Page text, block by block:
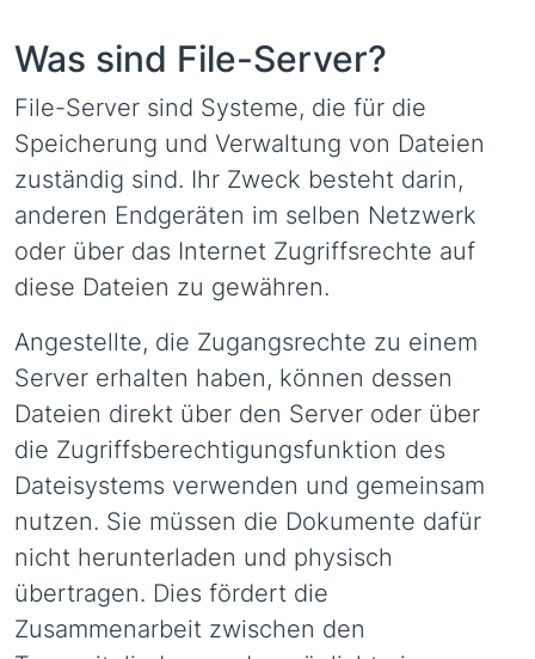
Was sind File-Server?
File-Server sind Systeme, die für die
Speicherung und Verwaltung von Dateien
zuständig sind. Ihr Zweck besteht darin,
anderen Endgeräten im selben Netzwerk
oder über das Internet Zugriffsrechte auf
diese Dateien zu gewähren.
Angestellte, die Zugangsrechte zu einem
Server erhalten haben, können dessen
Dateien direkt über den Server oder über
die Zugriffsberechtigungsfunktion des
Dateisystems verwenden und gemeinsam
nutzen. Sie müssen die Dokumente dafür
nicht herunterladen und physisch
übertragen. Dies fördert die
Zusammenarbeit zwischen den